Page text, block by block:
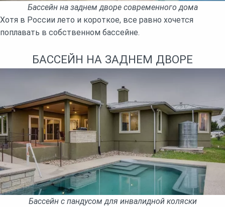
Бассейн на заднем дворе современного дома
Хотя в России лето и короткое, все равно хочется
поплавать в собственном бассейне.
БАССЕЙН НА ЗАДНЕМ ДВОРЕ
Бассейн с пандусом для инвалидной коляски